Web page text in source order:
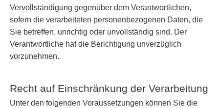
Vervollständigung gegenüber dem Verantwortlichen,
sofern die verarbeiteten personenbezogenen Daten, die
Sie betreffen, unrichtig oder unvollständig sind. Der
Verantwortliche hat die Berichtigung unverzüglich
vorzunehmen.
Recht auf Einschränkung der Verarbeitung
Unter den folgenden Voraussetzungen können Sie die